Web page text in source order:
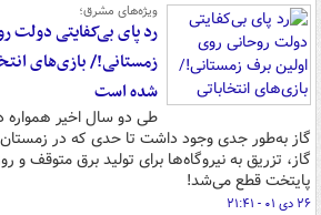
ویژه‌های مشرق؛
رد پای بی‌کفایتی دولت
زمستانی!/ بازی‌های
شده است
طی دو سال اخیر
گاز، تزریق به نیروگاه‌ها برای تولید برق متوقف و
پایتخت قطع می‌شد!
۲۶ دی ۰۱ - ۲۱:۴۱